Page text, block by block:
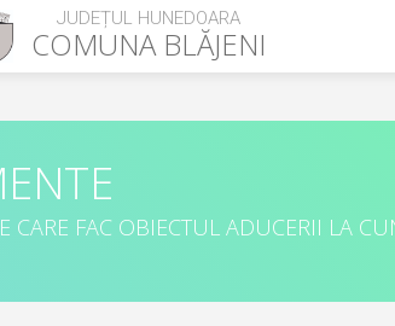
JUDEȚUL HUNEDOARA
COMUNA BLĂJENI
CARE FAC OBIECTUL ADUCERII LA